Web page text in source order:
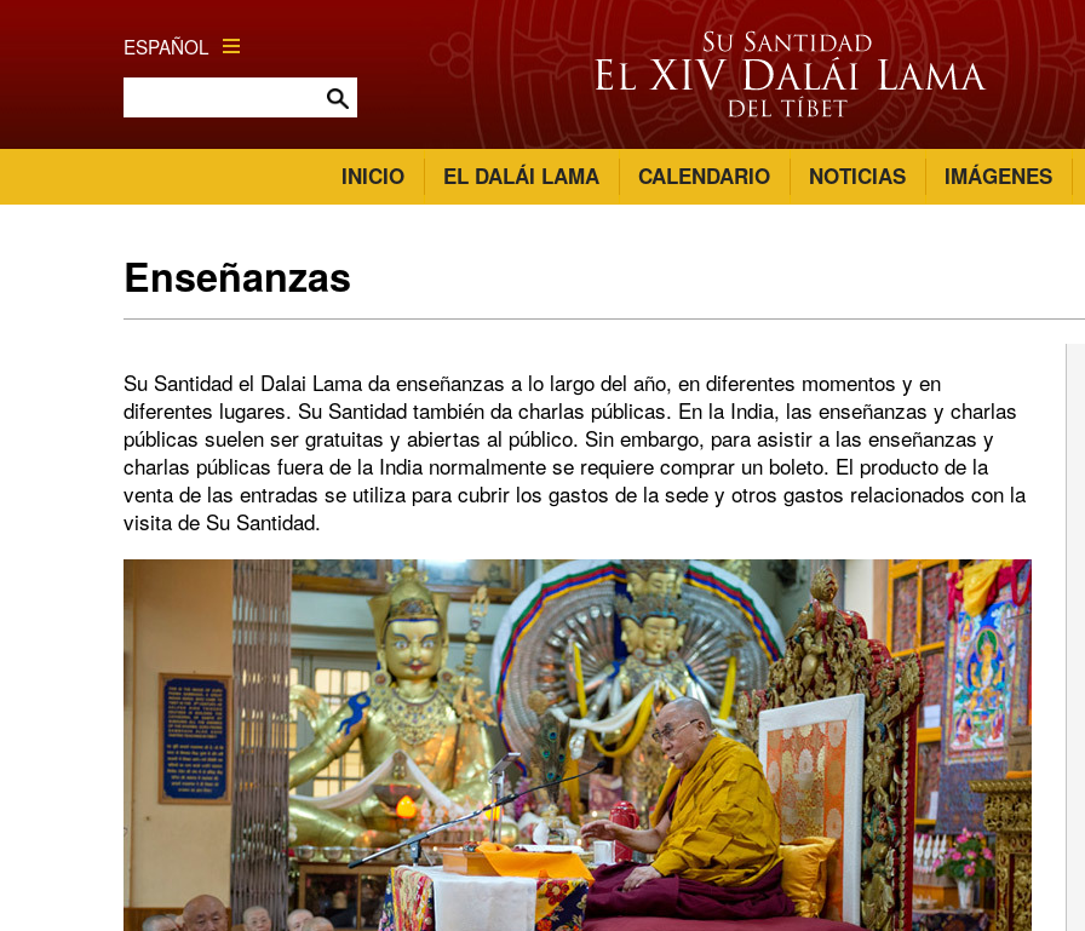
ESPAÑOL
INICIO EL DALÁI LAMA CALENDARIO NOTICIAS IMÁGENES
Enseñanzas
Su Santidad el Dalai Lama da enseñanzas a lo largo del año, en diferentes momentos y en
diferentes lugares. Su Santidad también da charlas públicas. En la India, las enseñanzas y charlas
públicas suelen ser gratuitas y abiertas al público. Sin embargo, para asistir a las enseñanzas y
charlas públicas fuera de la India normalmente se requiere comprar un boleto. El producto de la
venta de las entradas se utiliza para cubrir los gastos de la sede y otros gastos relacionados con la
visita de Su Santidad.